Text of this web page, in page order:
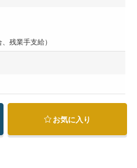
残業手支給）
お気に入り